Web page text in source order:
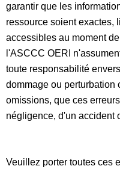
garantir que les
ressource soient exactes,
accessibles au moment
l'ASCCC OERI
toute responsabilité
dommage ou perturbation
omissions, que ces
négligence, d'un accident
Veuillez porter toutes ces